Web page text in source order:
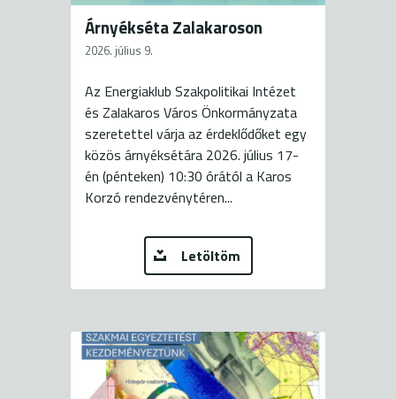
Árnyékséta Zalakaroson
2026. július 9.
Az Energiaklub Szakpolitikai Intézet
és Zalakaros Város Önkormányzata
szeretettel várja az érdeklődőket egy
közös árnyéksétára 2026. július 17-
én (pénteken) 10:30 órától a Karos
Korzó rendezvénytéren...
Letöltöm